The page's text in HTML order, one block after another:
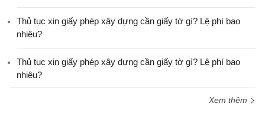
Thủ tục xin giấy phép xây dựng cần giấy tờ gì? Lệ phí bao
nhiêu?
Thủ tục xin giấy phép xây dựng cần giấy tờ gì? Lệ phí bao
nhiêu?
Xem thêm